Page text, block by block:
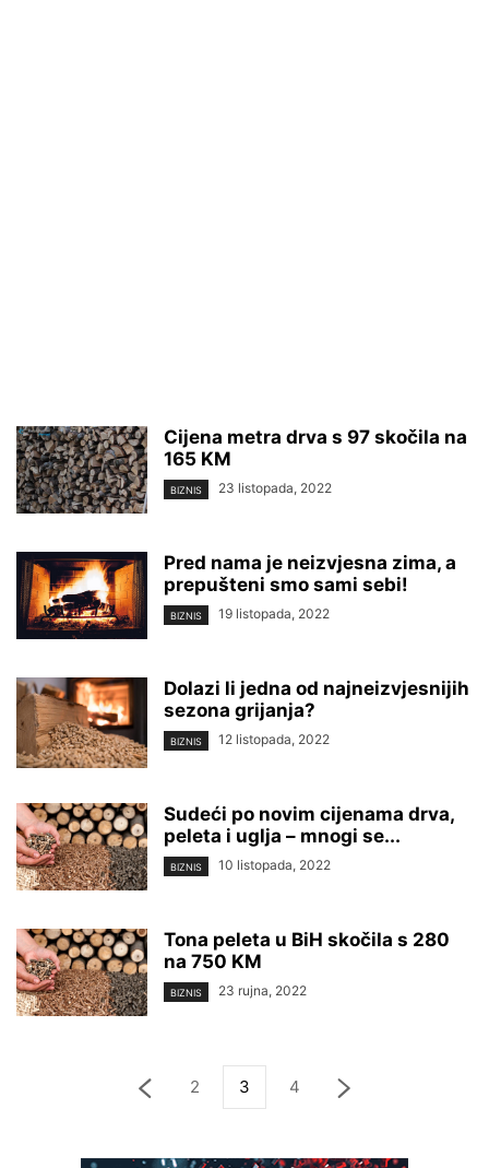
Cijena metra drva s 97 skočila na
165 KM
BIZNIS 23 listopada, 2022
Pred nama je neizvjesna zima, a
prepušteni smo sami sebi!
BIZNIS 19 listopada, 2022
Dolazi li jedna od najneizvjesnijih
sezona grijanja?
BIZNIS 12 listopada, 2022
Sudeći po novim cijenama drva,
peleta i uglja – mnogi se...
BIZNIS 10 listopada, 2022
Tona peleta u BiH skočila s 280
na 750 KM
BIZNIS 23 rujna, 2022
2 3 4